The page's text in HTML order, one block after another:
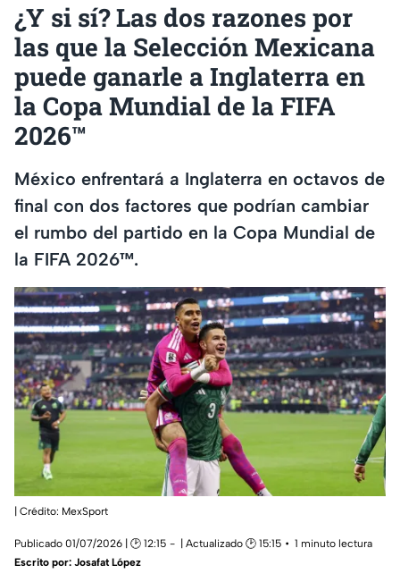
¿Y si sí? Las dos razones por
las que la Selección Mexicana
puede ganarle a Inglaterra en
la Copa Mundial de la FIFA
2026™
México enfrentará a Inglaterra en octavos de
final con dos factores que podrían cambiar
el rumbo del partido en la Copa Mundial de
la FIFA 2026™.
| Crédito: MexSport
Publicado 01/07/2026 | 🕑 12:15 | Actualizado 🕑 15:15
1 minuto lectura
Escrito por: Josafat López